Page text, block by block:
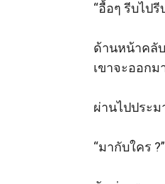
“อื้อๆ รีบไป
ด้านหน้าคลั
เขาจะออกม
ผ่านไปประ
“มากับใคร ?”